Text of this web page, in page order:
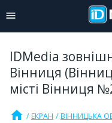
IDMedia
Вінниця
місті Вінниця
home ЕКРАН ВІННИЦЬКА